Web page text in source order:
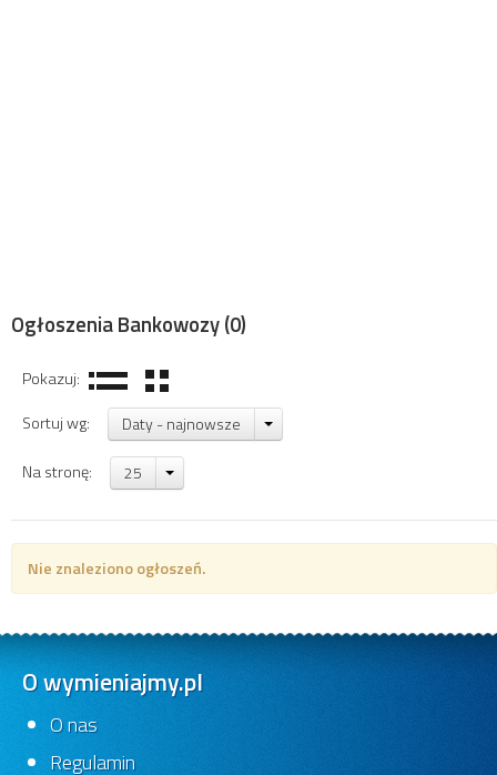
Ogłoszenia Bankowozy(0)
Pokazuj:
Sortuj wg:
Daty - najnowsze
Na stronę: 25
Nie znaleziono ogłoszeń.
O wymieniajmy.pl
O nas
Regulamin